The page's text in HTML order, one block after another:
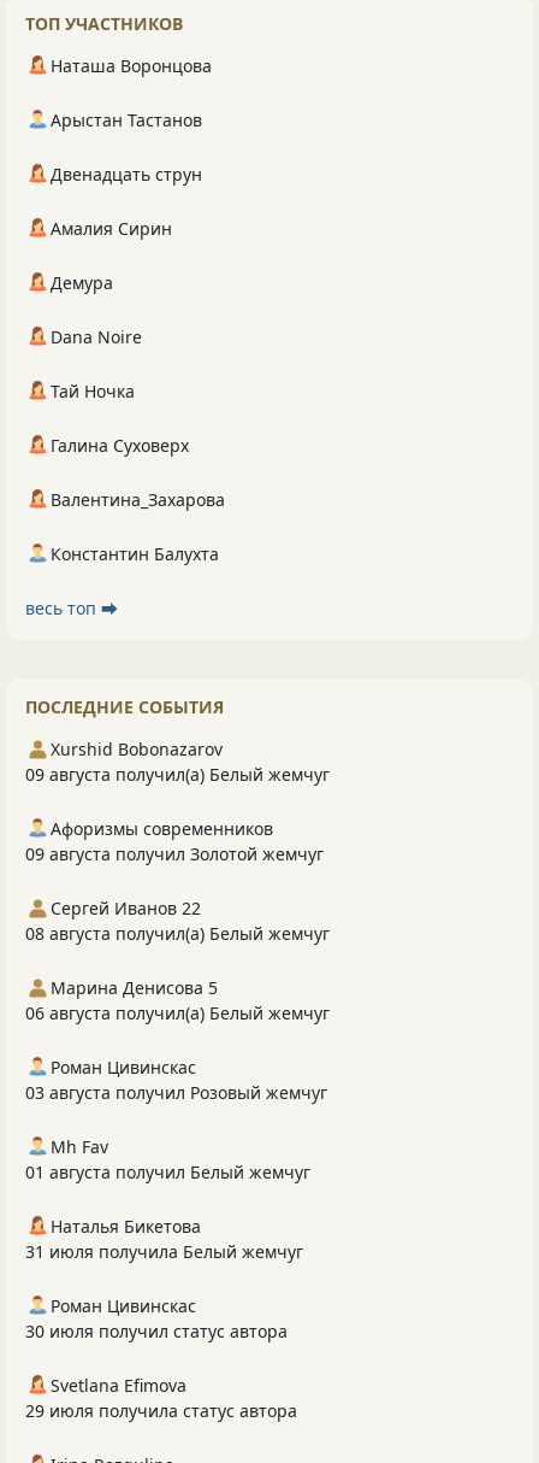
ТОП УЧАСТНИКОВ
Наташа Воронцова
Арыстан Тастанов
Двенадцать струн
Амалия Сирин
Демура
Dana Noire
Тай Ночка
Галина Суховерх
Валентина_Захарова
Константин Балухта
весь топ ⮕
ПОСЛЕДНИЕ СОБЫТИЯ
Xurshid Bobonazarov
09 августа получил(а) Белый жемчуг
Афоризмы современников
09 августа получил Золотой жемчуг
Сергей Иванов 22
08 августа получил(а) Белый жемчуг
Марина Денисова 5
06 августа получил(а) Белый жемчуг
Роман Цивинскас
03 августа получил Розовый жемчуг
Mh Fav
01 августа получил Белый жемчуг
Наталья Бикетова
31 июля получила Белый жемчуг
Роман Цивинскас
30 июля получил статус автора
Svetlana Efimova
29 июля получила статус автора